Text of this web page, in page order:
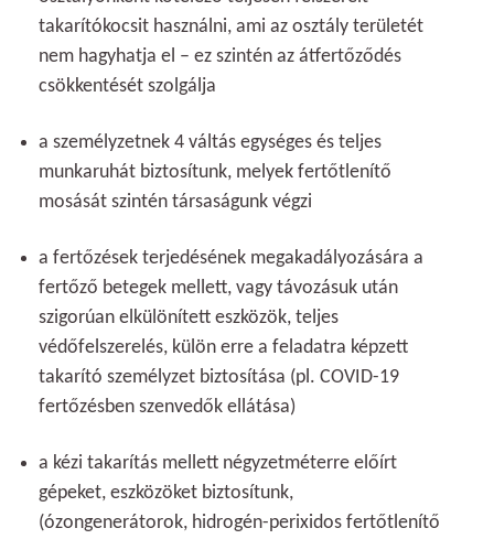
takarítókocsit használni, ami az osztály területét
nem hagyhatja el – ez szintén az átfertőződés
csökkentését szolgálja
a személyzetnek 4 váltás egységes és teljes
munkaruhát biztosítunk, melyek fertőtlenítő
mosását szintén társaságunk végzi
a fertőzések terjedésének megakadályozására a
fertőző betegek mellett, vagy távozásuk után
szigorúan elkülönített eszközök, teljes
védőfelszerelés, külön erre a feladatra képzett
takarító személyzet biztosítása (pl. COVID-19
fertőzésben szenvedők ellátása)
a kézi takarítás mellett négyzetméterre előírt
gépeket, eszközöket biztosítunk,
(ózongenerátorok, hidrogén-perixidos fertőtlenítő